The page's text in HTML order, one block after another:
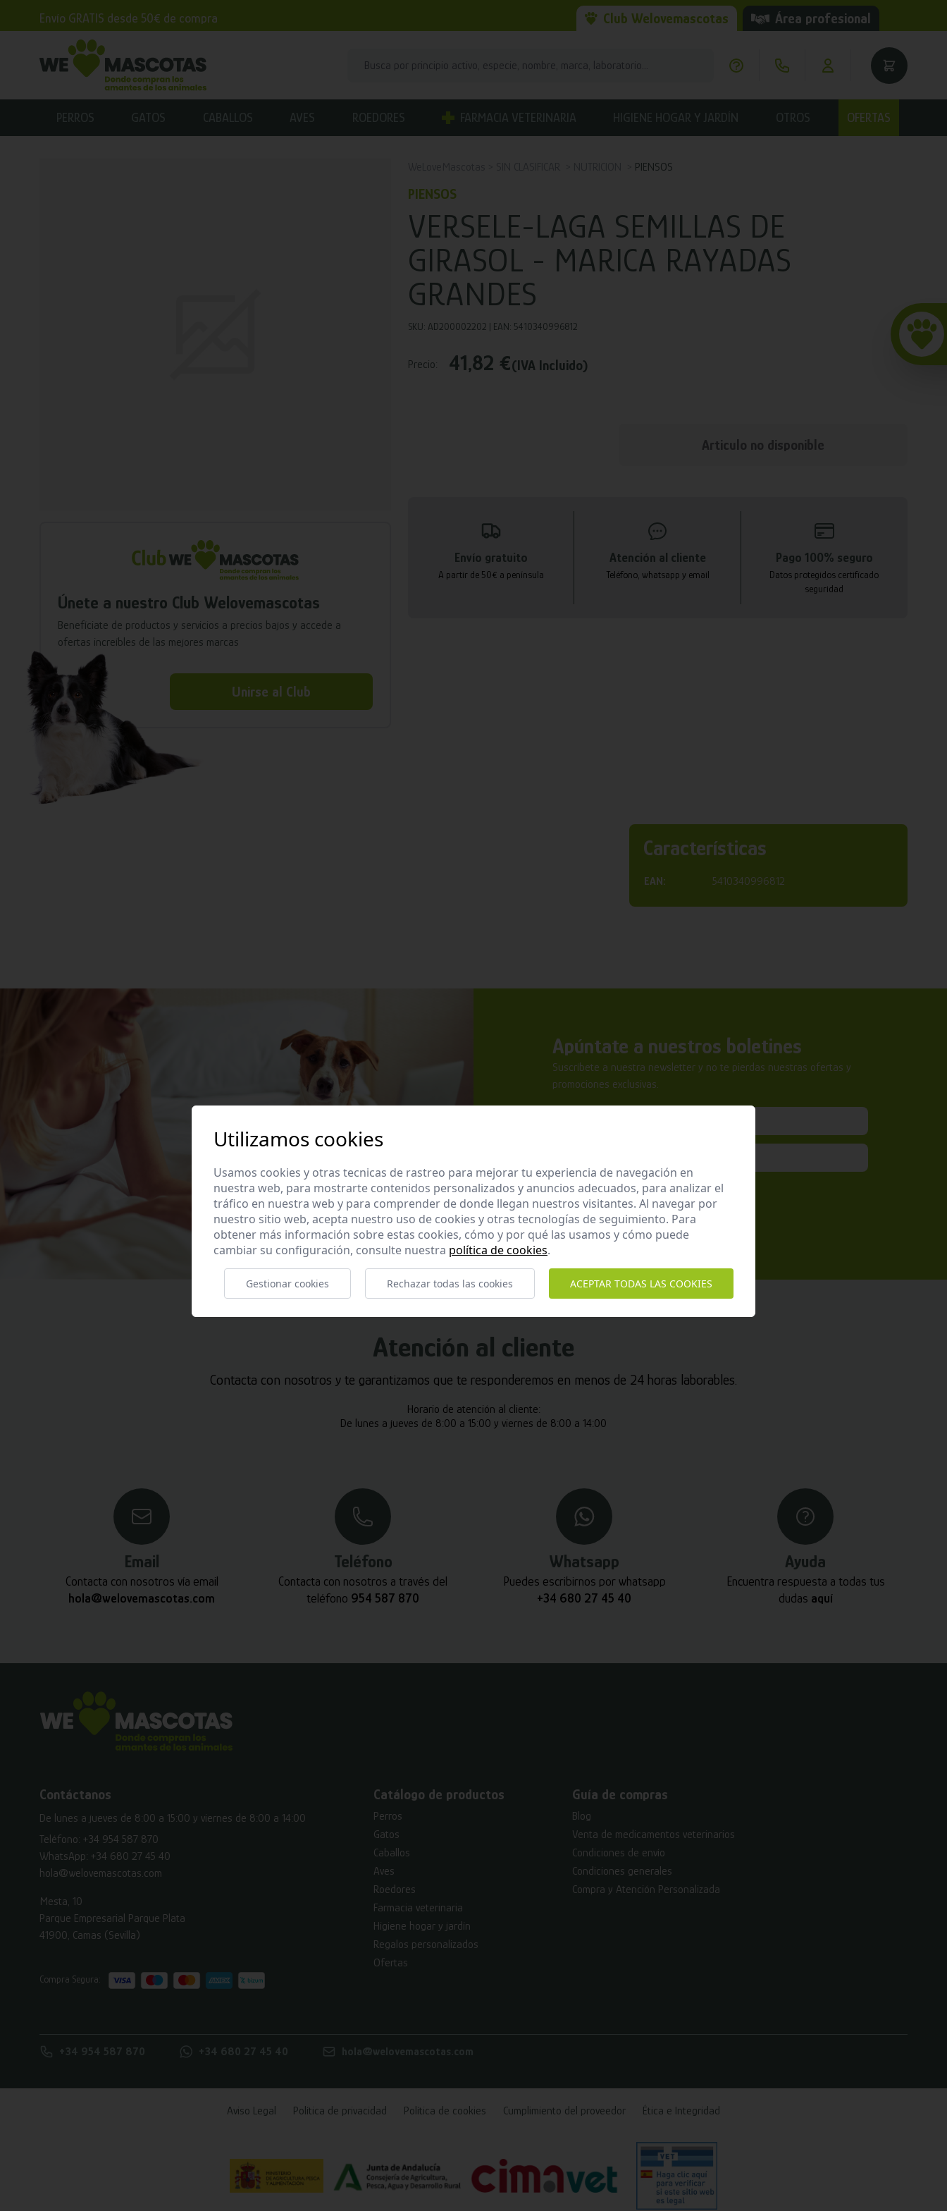
Envío GRATIS desde 50€ de compra Club Welovemascotas Área profesional
PERROS GATOS CABALLOS AVES ROEDORES FARMACIA VETERINARIA HIGIENE HOGAR Y JARDÍN OTROS OFERTAS
Únete a nuestro Club Welovemascotas
Benefíciate de productos y servicios a precios bajos y accede a
ofertas increíbles de las mejores marcas
Unirse al Club
PIENSOS
PIENSOS
VERSELE-LAGA SEMILLAS DE
GIRASOL - MARICA RAYADAS
GRANDES
SKU: AD200002202 | EAN: 5410340996812
Precio: 41,82 €(IVA Incluido)
Articulo no disponible
Envío gratuito
A partir de 50€ a península
Atención al cliente
Teléfono, whatsapp y email
Pago 100% seguro
Datos protegidos certificado
seguridad
Características
EAN: 5410340996812
Apúntate a nuestros boletines
Suscríbete a nuestra newsletter y no te pierdas nuestras ofertas y
promociones exclusivas.
He leído y acepto laPolítica de Privacidad
Enviar
Atención al cliente
Contacta con nosotros y te garantizamos que te responderemos en menos de 24 horas laborables.
Horario de atención al cliente:
De lunes a jueves de 8:00 a 15:00 y viernes de 8:00 a 14:00
Email
Contacta con nosotros vía email
hola@welovemascotas.com
Teléfono
Contacta con nosotros a través del
teléfono 954 587 870
Whatsapp
Puedes escribirnos por whatsapp
+34 680 27 45 40
Ayuda
Encuentra respuesta a todas tus
dudas aquí
Contáctanos
De lunes a jueves de 8:00 a 15:00 y viernes de 8:00 a 14:00
Teléfono: +34 954 587 870
WhatsApp: +34 680 27 45 40
hola@welovemascotas.com
Mesta, 10
Parque Empresarial Parque Plata
41900, Camas (Sevilla)
Compra Segura:
Catálogo de productos
Perros
Gatos
Caballos
Aves
Roedores
Farmacia veterinaria
Higiene hogar y jardín
Regalos personalizados
Ofertas
Guía de compras
Blog
Venta de medicamentos veterinarios
Condiciones de envío
Condiciones generales
Compra y Atención Personalizada
+34 954 587 870 +34 680 27 45 40 hola@welovemascotas.com
Aviso Legal Política de privacidad Política de cookies Cumplimiento del proveedor Ética e Integridad
Utilizamos cookies
Usamos cookies y otras tecnicas de rastreo para mejorar tu experiencia de navegación en
nuestra web, para mostrarte contenidos personalizados y anuncios adecuados, para analizar el
tráfico en nuestra web y para comprender de donde llegan nuestros visitantes. Al navegar por
nuestro sitio web, acepta nuestro uso de cookies y otras tecnologías de seguimiento. Para
obtener más información sobre estas cookies, cómo y por qué las usamos y cómo puede
cambiar su configuración, consulte nuestra política de cookies.
Gestionar cookies Rechazar todas las cookies ACEPTAR TODAS LAS COOKIES